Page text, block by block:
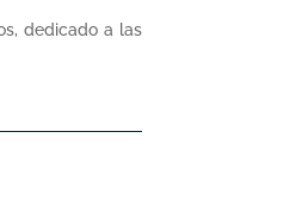
dedicado a las